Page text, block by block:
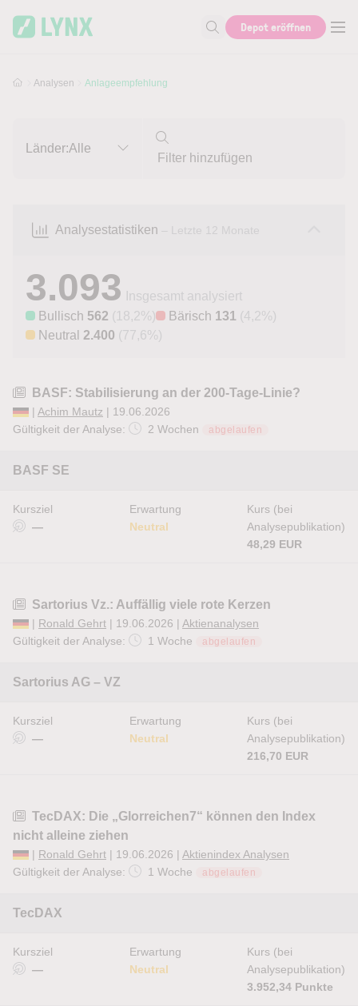
Suche nach Aktie, Autor...
Depot eröffnen
Analysen Anlageempfehlung
Länder:Alle
Analysestatistiken – Letzte 12 Monate
3.093
Insgesamt analysiert
Bullisch 562 (18,2%) Bärisch 131 (4,2%)
Neutral 2.400 (77,6%)
BASF: Stabilisierung an der 200-Tage-Linie?
| Achim Mautz | 19.06.2026
Gültigkeit der Analyse:
2 Wochen abgelaufen
BASF SE
Kursziel
—
Erwartung
Neutral
Kurs (bei
Analysepublikation)
48,29 EUR
Sartorius Vz.: Auffällig viele rote Kerzen
| Ronald Gehrt | 19.06.2026 | Aktienanalysen
Gültigkeit der Analyse:
1 Woche abgelaufen
Sartorius AG – VZ
Kursziel
—
Erwartung
Neutral
Kurs (bei
Analysepublikation)
216,70 EUR
TecDAX: Die „Glorreichen7“ können den Index
nicht alleine ziehen
| Ronald Gehrt | 19.06.2026 | Aktienindex Analysen
Gültigkeit der Analyse:
1 Woche abgelaufen
TecDAX
Kursziel
—
Erwartung
Neutral
Kurs (bei
Analysepublikation)
3.952,34 Punkte